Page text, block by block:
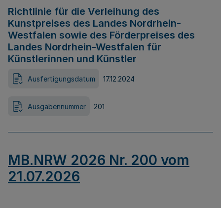
Richtlinie für die Verleihung des
Kunstpreises des Landes Nordrhein-
Westfalen sowie des Förderpreises des
Landes Nordrhein-Westfalen für
Künstlerinnen und Künstler
Ausfertigungsdatum 17.12.2024
Ausgabennummer 201
MB.NRW 2026 Nr. 200 vom
21.07.2026